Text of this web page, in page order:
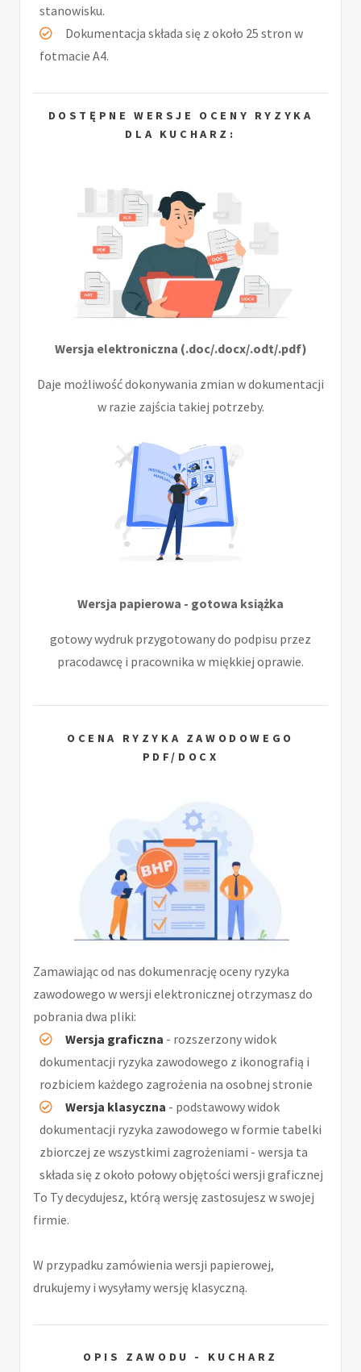
stanowisku.
Dokumentacja składa się z około 25 stron w
fotmacie A4.
DOSTĘPNE WERSJE OCENY RYZYKA
DLA KUCHARZ:
Wersja elektroniczna (.doc/.docx/.odt/.pdf)
Daje możliwość dokonywania zmian w dokumentacji
w razie zajścia takiej potrzeby.
Wersja papierowa - gotowa książka
gotowy wydruk przygotowany do podpisu przez
pracodawcę i pracownika w miękkiej oprawie.
OCENA RYZYKA ZAWODOWEGO
PDF/DOCX
Zamawiając od nas dokumenrację oceny ryzyka
zawodowego w wersji elektronicznej otrzymasz do
pobrania dwa pliki:
Wersja graficzna - rozszerzony widok
dokumentacji ryzyka zawodowego z ikonografią i
rozbiciem każdego zagrożenia na osobnej stronie
Wersja klasyczna - podstawowy widok
dokumentacji ryzyka zawodowego w formie tabelki
zbiorczej ze wszystkimi zagrożeniami - wersja ta
składa się z około połowy objętości wersji graficznej
To Ty decydujesz, którą wersję zastosujesz w swojej
firmie.
W przypadku zamówienia wersji papierowej,
drukujemy i wysyłamy wersję klasyczną.
OPIS ZAWODU - KUCHARZ